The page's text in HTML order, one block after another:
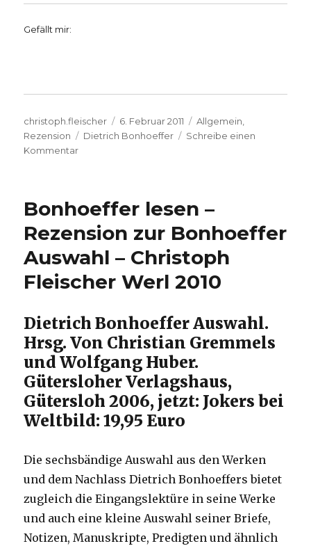
Gefällt mir:
Autor
christoph.fleischer
Veröffentlicht
am
6. Februar 2011 Kategorien
Allgemein
Rezension
Schlagwörter
Dietrich Bonhoeffer
Schreibe einen
Kommentarzu
–
Rezension
als
persönliche
Lektüregeschichte.
Christoph
2011
Bonhoeffer lesen –
Rezension zur Bonhoeffer
Auswahl – Christoph
Fleischer Werl 2010
Dietrich Bonhoeffer Auswahl.
Hrsg. Von Christian Gremmels
und Wolfgang Huber.
Gütersloher Verlagshaus,
Gütersloh 2006, jetzt: Jokers bei
Weltbild: 19,95 Euro
Die sechsbändige Auswahl aus den Werken
und dem Nachlass Dietrich Bonhoeffers bietet
zugleich die Eingangslektüre in seine Werke
und auch eine kleine Auswahl seiner Briefe,
Notizen, Manuskripte, Predigten und ähnlich